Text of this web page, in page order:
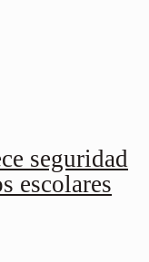
seguridad
escolares